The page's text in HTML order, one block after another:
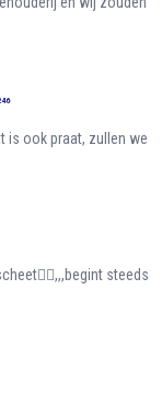
is ook praat, zullen we
steeds